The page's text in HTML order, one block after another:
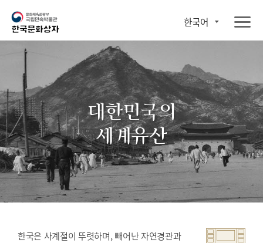
한국어
대한민국의
세계유산
한국은 사계절이 뚜렷하며, 빼어난 자연경관과